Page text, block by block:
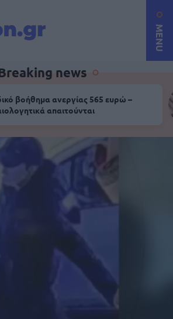
MENU
news
βοήθημα ανεργίας 565 ευρώ –
απαιτούνται